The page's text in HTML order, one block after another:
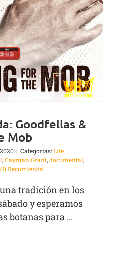
Goodfellas &
Mob
| Categorías:Life
,Cayman Grant,documental,
Recomienda
tradición en los
y esperamos
botanas para ...